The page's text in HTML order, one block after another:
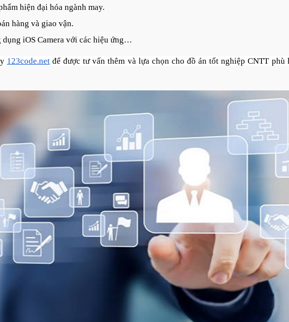
hiện đại hóa ngành may.
hàng và giao vận.
iOS Camera với các hiệu ứng…
123code.netđể được tư vấn thêm và lựa chọn cho đồ án tốt nghiệp CNTT phù